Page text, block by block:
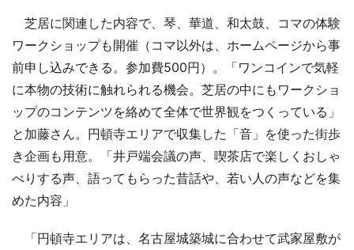
芝居に関連した内容で、琴、華道、和太鼓、コマの体験
ワークショップも開催（コマ以外は、ホームページから事
前申し込みできる。参加費500円）。「ワンコインで気軽
に本物の技術に触れられる機会。芝居の中にもワークショ
ップのコンテンツを絡めて全体で世界観をつくっている」
と加藤さん。円頓寺エリアで収集した「音」を使った街歩
き企画も用意。「井戸端会議の声、喫茶店で楽しくおしゃ
べりする声、語ってもらった昔話や、若い人の声などを集
めた内容」
「円頓寺エリアは、名古屋城築城に合わせて武家屋敷が